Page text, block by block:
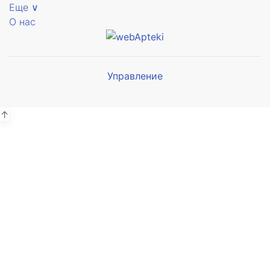
Еще ∨
О нас
Управление
↑
Мы будем